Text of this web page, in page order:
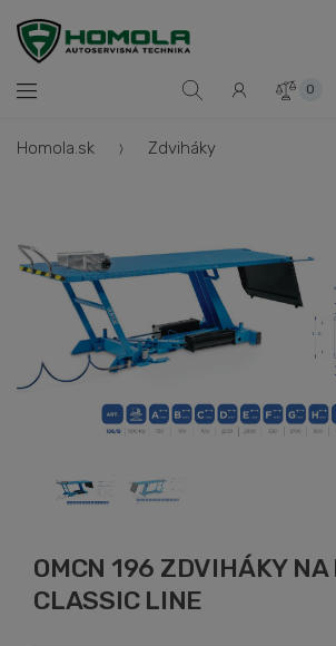
0
Homola.sk Zdviháky
OMCN 196 ZDVIHÁKY NA
CLASSIC LINE